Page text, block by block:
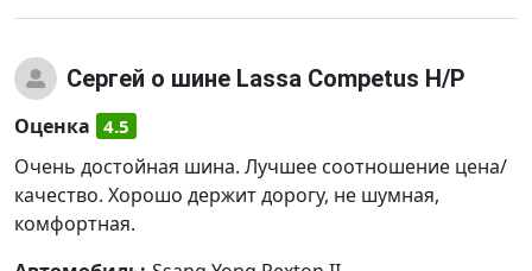
Сергей о шине Lassa Competus H/P
Оценка 4.5
Очень достойная шина. Лучшее соотношение цена/
качество. Хорошо держит дорогу, не шумная,
комфортная.